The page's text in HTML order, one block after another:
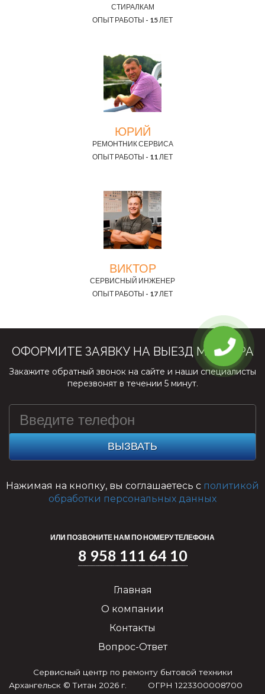
СТИРАЛКАМ
ОПЫТ РАБОТЫ - 15 ЛЕТ
ЮРИЙ
РЕМОНТНИК СЕРВИСА
ОПЫТ РАБОТЫ - 11 ЛЕТ
ВИКТОР
СЕРВИСНЫЙ ИНЖЕНЕР
ОПЫТ РАБОТЫ - 17 ЛЕТ
ОФОРМИТЕ ЗАЯВКУ НА ВЫЕЗД МАСТЕРА
Закажите обратный звонок на сайте и наши специалисты
перезвонят в течении 5 минут.
ВЫЗВАТЬ
Нажимая на кнопку, вы соглашаетесь с политикой
обработки персональных данных
ИЛИ ПОЗВОНИТЕ НАМ ПО НОМЕРУ ТЕЛЕФОНА
8 958 111 64 10
Главная
О компании
Контакты
Вопрос-Ответ
Сервисный центр по ремонту бытовой техники
Архангельск © Титан 2026 г. ОГРН 1223300008700